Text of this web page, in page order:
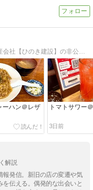
神奈川県西部を中心に活動する不動産会社【ひのき建設】の非公認社員ブログです。 日々感じたことや妄想、不動産情報等を徒然に書き綴っております。
ーハン＠レザ
トマトサワー
3日前
解説
報発信。新旧の店の変遷や気
伝える。偶発的な出会いと